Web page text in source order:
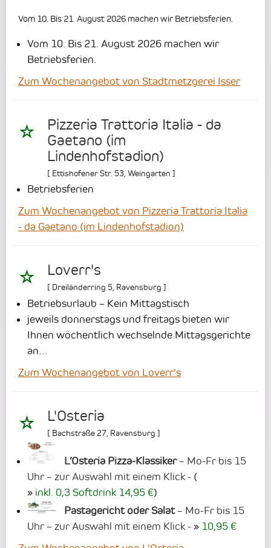
Vom 10. Bis 21. August 2026 machen wir Betriebsferien.
Vom 10. Bis 21. August 2026 machen wir
Betriebsferien.
Zum Wochenangebot von Stadtmetzgerei Isser
Pizzeria Trattoria Italia - da
Gaetano (im
Lindenhofstadion)
[ Ettishofener Str. 53 Weingarten ]
Betriebsferien
Zum Wochenangebot von Pizzeria Trattoria Italia
- da Gaetano (im Lindenhofstadion)
Loverr's
[ Dreiländerring 5 Ravensburg ]
Betriebsurlaub – Kein Mittagstisch
jeweils donnerstags und freitags bieten wir
Ihnen wöchentlich wechselnde Mittagsgerichte
an…
Zum Wochenangebot von Loverr's
L'Osteria
[ Bachstraße 27, Ravensburg ]
L’Osteria Pizza-Klassiker– Mo-Fr bis 15
Uhr – zur Auswahl mit einem Klick - (
inkl. 0,3 Softdrink 14,95 €)
Pastagericht oder Salat– Mo-Fr bis 15
Uhr – zur Auswahl mit einem Klick -
10,95 €